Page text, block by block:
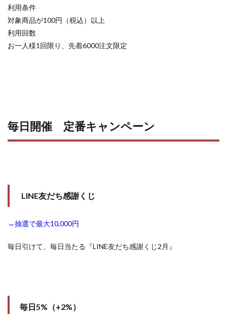
利用条件
対象商品が100円（税込）以上
利用回数
お一人様1回限り、先着6000注文限定
毎日開催 定番キャンペーン
LINE友だち感謝くじ
→抽選で最大10,000円
毎日引けて、毎日当たる『LINE友だち感謝くじ2月』
毎日5%（+2%）